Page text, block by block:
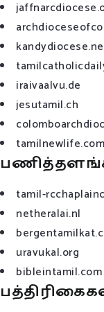
iraivaalvu.de
jesutamil.ch
tamilnewlife.com
tamil-
netheralai.nl
uravukal.org
bibleintamil.com